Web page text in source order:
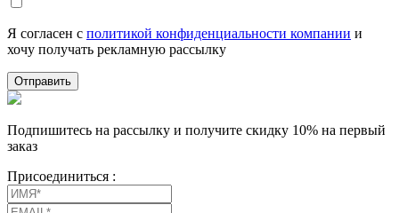
Я согласен с политикой конфиденциальности компании и
хочу получать рекламную рассылку
Отправить
Подпишитесь на рассылку и получите скидку 10% на первый
заказ
Присоединиться :